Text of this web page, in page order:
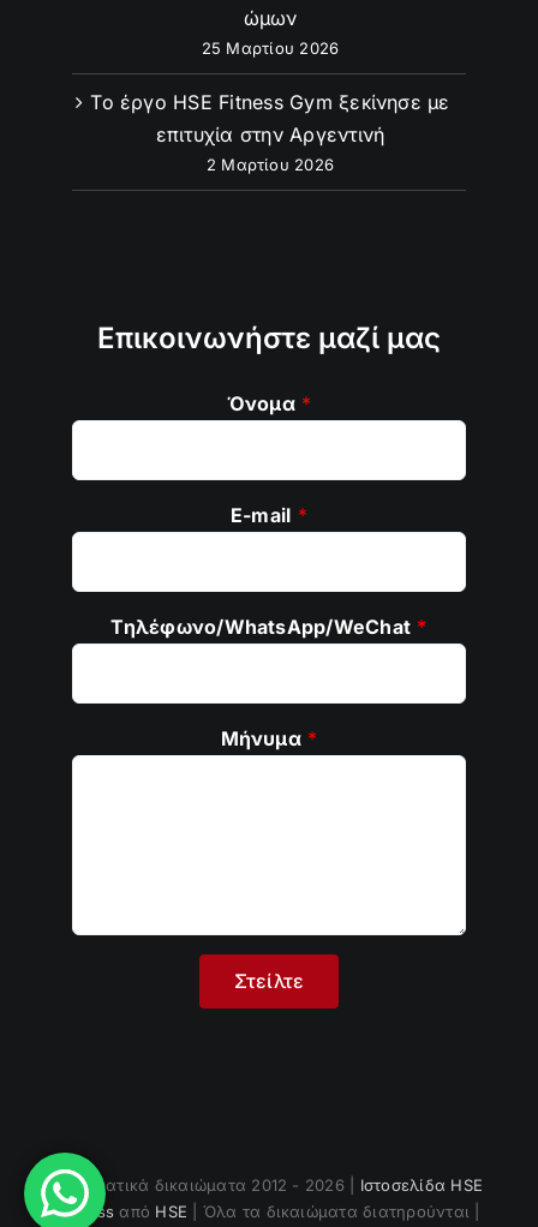
ώμων
25 Μαρτίου 2026
Το έργο HSE Fitness Gym ξεκίνησε με
επιτυχία στην Αργεντινή
2 Μαρτίου 2026
Επικοινωνήστε μαζί μας
Όνομα *
E-mail *
Τηλέφωνο/WhatsApp/WeChat *
Μήνυμα *
Πνευματικά δικαιώματα 2012 - 2026 | Ιστοσελίδα HSE
Fitness από HSE | Όλα τα δικαιώματα διατηρούνται |